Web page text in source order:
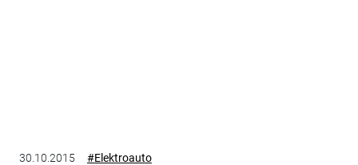
30.10.2015 #Elektroauto